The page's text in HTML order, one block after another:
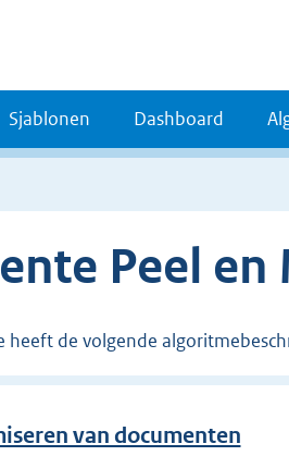
Sjablonen Dashboard
Peel en
heeft de volgende
van documenten